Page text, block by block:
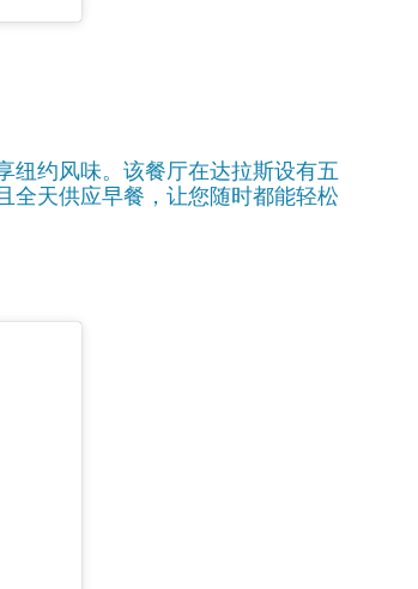
纽约风味。该餐厅在达拉斯设有五
全天供应早餐，让您随时都能轻松